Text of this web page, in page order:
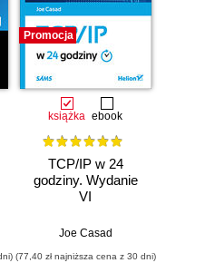
Promocja
książka ebook
TCP/IP w 24
godziny. Wydanie
VI
Joe Casad
(77,40 zł najniższa cena z 30 dni)